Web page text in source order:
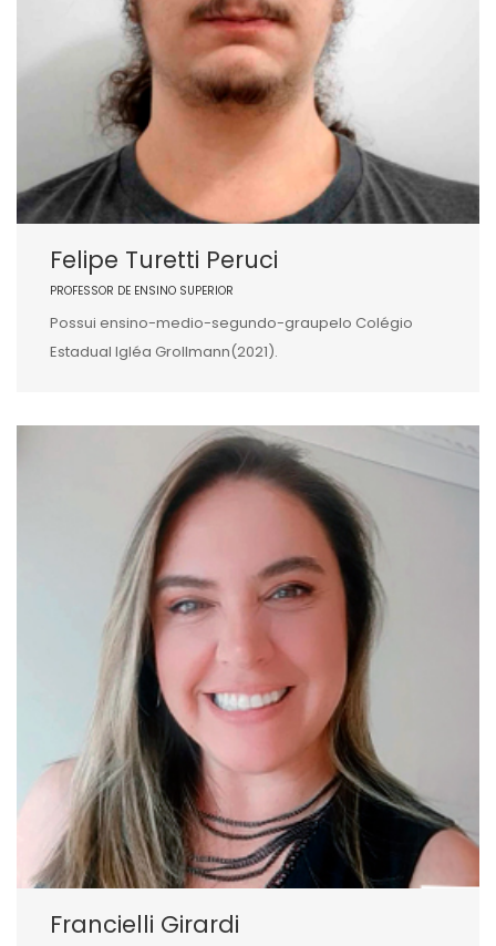
Felipe Turetti Peruci
PROFESSOR DE ENSINO SUPERIOR
Possui ensino-medio-segundo-graupelo Colégio
Estadual Igléa Grollmann(2021).
Francielli Girardi